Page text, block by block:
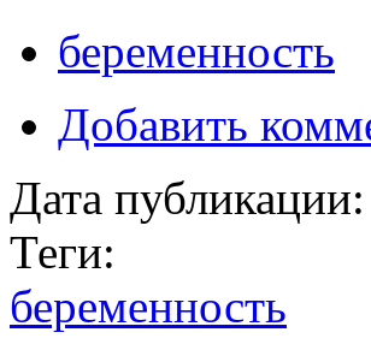
беременность
Добавить
Дата публикации:
Теги:
беременность